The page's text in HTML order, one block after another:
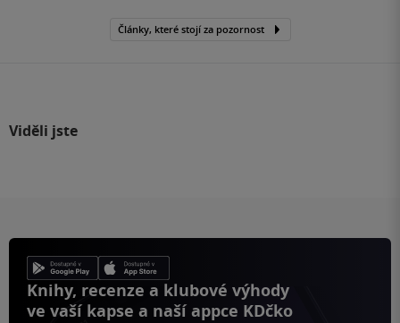
Články, které stojí za pozornost
Viděli jste
Knihy, recenze a klubové výhody
ve vaší kapse a naší appce KDčko